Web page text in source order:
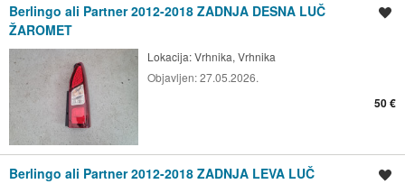
Berlingo ali Partner 2012-2018 ZADNJA DESNA LUČ
ŽAROMET
Lokacija:Vrhnika, Vrhnika
Objavljen:27.05.2026.
50 €
Berlingo ali Partner 2012-2018 ZADNJA LEVA LUČ